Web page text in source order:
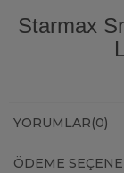
Starmax
YORUMLAR(0)
ÖDEME